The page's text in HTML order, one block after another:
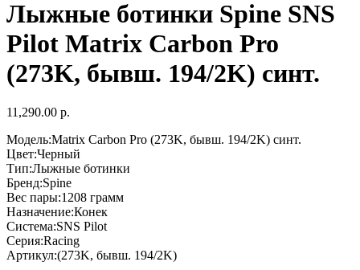
Лыжные ботинки Spine SNS
Pilot Matrix Carbon Pro
(273K, бывш. 194/2K) синт.
11,290.00 р.
Модель:Matrix Carbon Pro (273K, бывш. 194/2K) синт.
Цвет:Черный
Тип:Лыжные ботинки
Бренд:Spine
Вес пары:1208 грамм
Назначение:Конек
Система:SNS Pilot
Серия:Racing
Артикул:(273K, бывш. 194/2K)